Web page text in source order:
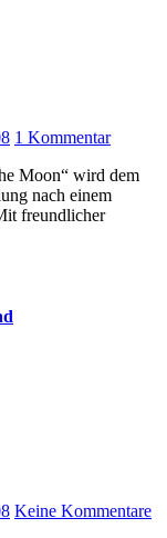
1 Kommentar
nach einem
freundlicher
Keine Kommentare